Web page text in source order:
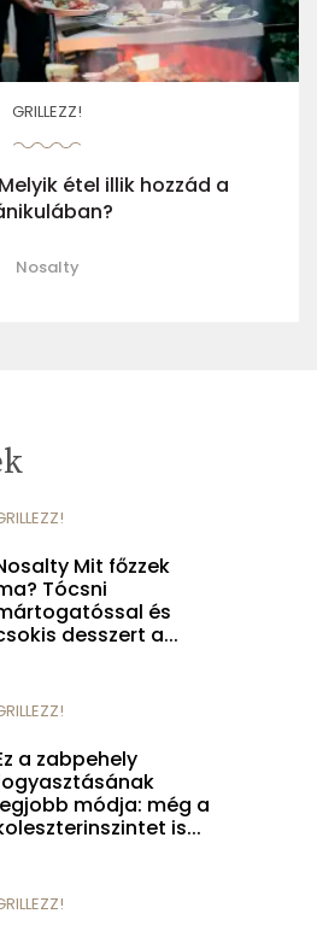
GRILLEZZ!
étel illik hozzád a
Nosalty
Mit főzzek
Tócsni
és
desszert a...
a zabpehely
módja: még a
is...